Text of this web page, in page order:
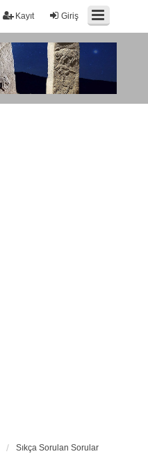
Giriş
Kayıt
Sıkça Sorulan Sorular